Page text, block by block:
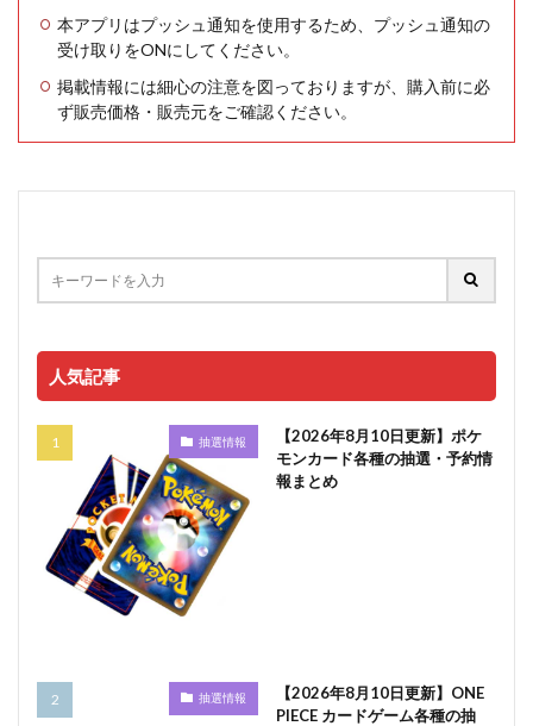
本アプリはプッシュ通知を使用するため、プッシュ通知の
受け取りをONにしてください。
掲載情報には細心の注意を図っておりますが、購入前に必
ず販売価格・販売元をご確認ください。
人気記事
抽選情報
【2026年8月10日更新】ポケ
モンカード各種の抽選・予約情
報まとめ
抽選情報
【2026年8月10日更新】ONE
PIECE カードゲーム各種の抽